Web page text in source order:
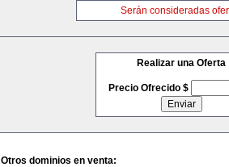
Serán consideradas
Realizar una Oferta
Precio Ofrecido $
Otros dominios en venta: